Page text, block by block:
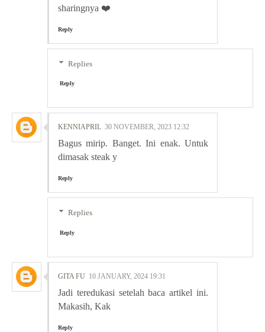
sharingnya ❤️
Reply
Replies
Reply
KENNIAPRIL 30 NOVEMBER, 2023 12:32
Bagus mirip. Banget. Ini enak. Untuk
dimasak steak y
Reply
Replies
Reply
GITA FU 10 JANUARY, 2024 19:31
Jadi teredukasi setelah baca artikel ini.
Makasih, Kak
Reply